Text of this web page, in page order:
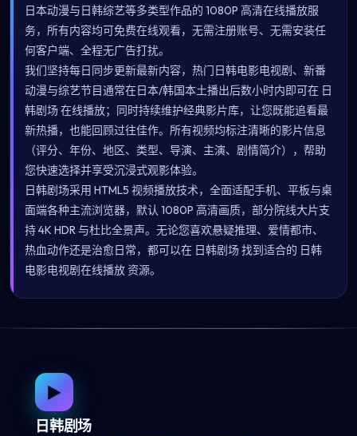
日本动漫与日韩综艺等多类型作品的 1080P 高清在线播放服
务，所有内容均可免费在线观看，无需注册账号、无需安装任
何客户端、全程无广告打扰。
我们坚持每日同步更新最新内容，热门日韩电影电视剧、新番
动漫与综艺节目通常在日本/韩国本土播出后数小时内即可在 日
韩剧场 在线播放；同时持续维护经典影片库，让您既能追看最
新热播，也能回顾过往佳作。所有视频均标注清晰的影片信息
（评分、年份、地区、类型、导演、主演、剧情简介），帮助
您快速选择并享受沉浸式观影体验。
日韩剧场采用 HTML5 视频播放技术，全面适配手机、平板与桌
面端各种主流浏览器，默认 1080P 高清画质，部分院线大片支
持 4K HDR 与杜比全景声。无论您喜欢悬疑推理、爱情都市、
热血动作还是治愈日常，都可以在 日韩剧场 找到适合的 日韩
电影电视剧在线播放 资源。
▶
日韩剧场